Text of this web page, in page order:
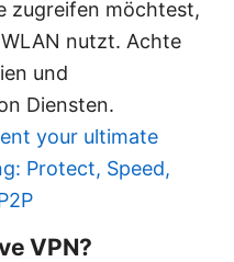
zugreifen möchtest,
nutzt. Achte
und
Diensten.
your ultimate
Protect, Speed,
VPN?